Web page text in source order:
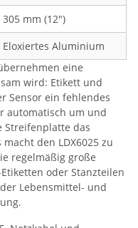
305 mm (12")
Eloxiertes Aluminium
eine
wird: Etikett und
Sensor ein fehlendes
automatisch um und
Streifenplatte das
den LDX6025 zu
regelmäßig große
oder Stanzteilen
Lebensmittel- und